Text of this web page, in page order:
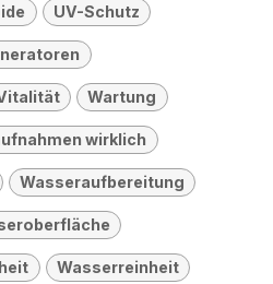
UV-Schutz
Wartung
wirklich
Wasseraufbereitung
Wasserreinheit